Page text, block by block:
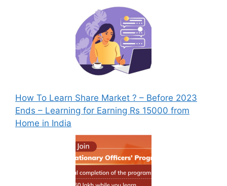
How To Learn Share Market ? – Before 2023
Ends – Learning for Earning Rs 15000 from
Home in India